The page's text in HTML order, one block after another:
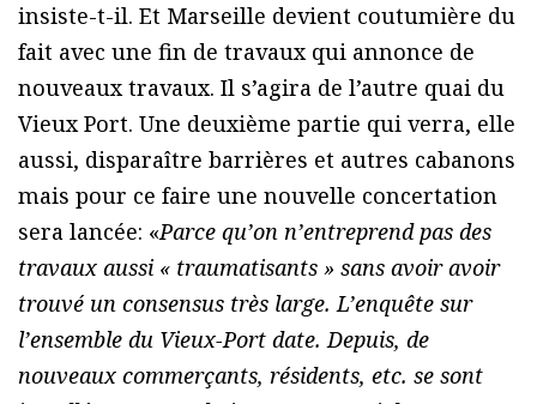
insiste-t-il. Et Marseille devient coutumière du
fait avec une fin de travaux qui annonce de
nouveaux travaux. Il s’agira de l’autre quai du
Vieux Port. Une deuxième partie qui verra, elle
aussi, disparaître barrières et autres cabanons
mais pour ce faire une nouvelle concertation
sera lancée: «Parce qu’on n’entreprend pas des
travaux aussi « traumatisants » sans avoir avoir
trouvé un consensus très large. L’enquête sur
l’ensemble du Vieux-Port date. Depuis, de
nouveaux commerçants, résidents, etc. se sont